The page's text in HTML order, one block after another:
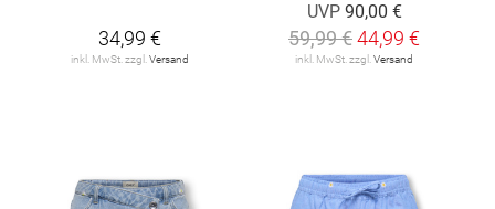
34,99 €
inkl. MwSt. zzgl.Versand
UVP 90,00 €
59,99 €44,99 €
inkl. MwSt. zzgl.Versand